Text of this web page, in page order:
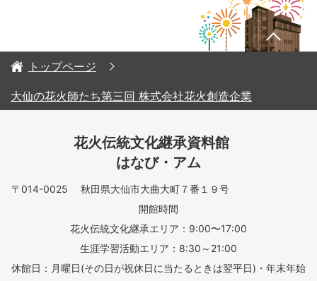
トップページ
大仙の花火師たち第三回 株式会社花火創造企業
花火伝統文化継承資料館
はなび・アム
〒014-0025 秋田県大仙市大曲大町７番１９号
開館時間
花火伝統文化継承エリア：9:00〜17:00
生涯学習活動エリア：8:30～21:00
休館日：月曜日(その日が祝休日に当たるときは翌平日)・年末年始